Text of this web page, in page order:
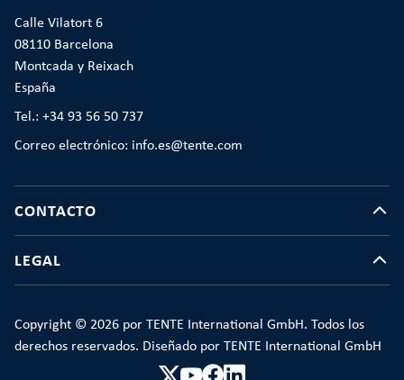
Calle Vilatort 6
08110 Barcelona
Montcada y Reixach
España
Tel.: +34 93 56 50 737
Correo electrónico: info.es@tente.com
CONTACTO
LEGAL
Copyright © 2026 por TENTE International GmbH. Todos los
derechos reservados. Diseñado por TENTE International GmbH